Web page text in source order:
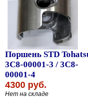
Поршень STD
3C8-00001-3 / 3C8-
00001-4
4300 руб.
Нет на складе